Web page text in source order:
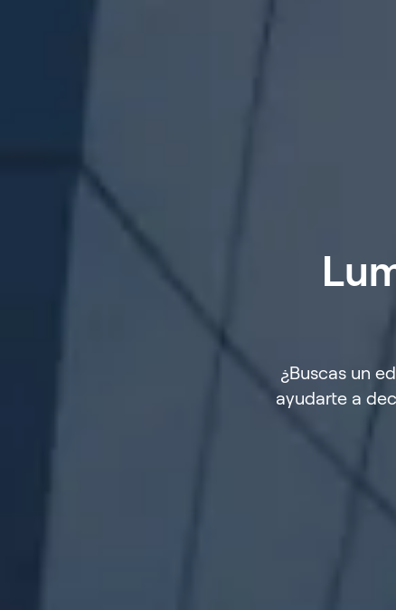
¿Buscas un
ayudarte a